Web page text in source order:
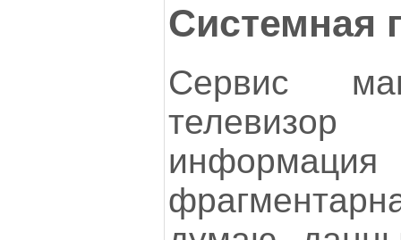
Системная
Сервис